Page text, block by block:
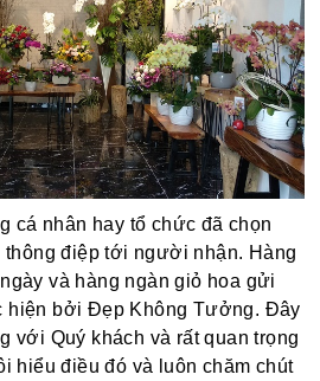
cá nhân hay tổ chức đã chọn
thông điệp tới người nhận. Hàng
và hàng ngàn giỏ hoa gửi
hiện bởi Đẹp Không Tưởng. Đây
với Quý khách và rất quan trọng
hiểu điều đó và luôn chăm chút